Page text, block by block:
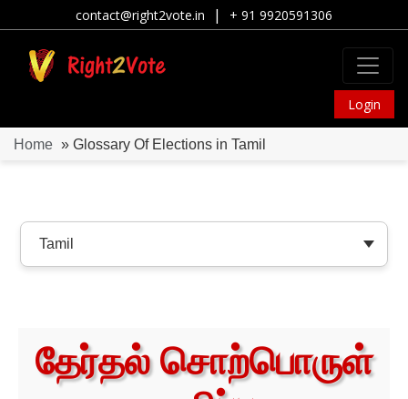
contact@right2vote.in | + 91 9920591306
Login
Home » Glossary Of Elections in Tamil
தேர்தல் சொற்பொருள்